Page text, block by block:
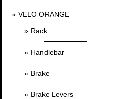
VELO ORANGE
Rack
Handlebar
Brake
Brake Levers